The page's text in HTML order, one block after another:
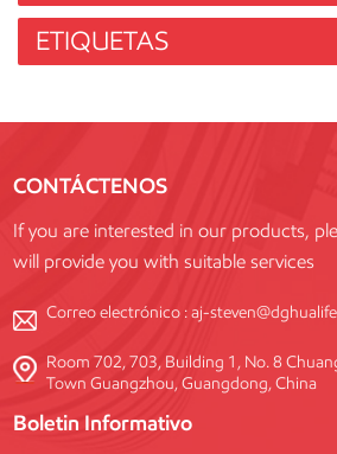
ETIQUETAS
CONTÁCTENOS
If you are interested in our products,
will provide you with suitable services
Correo electrónico :aj-
Room 702, 703, Building 1, No. 8
Town Guangzhou, Guangdong, China
Boletin Informativo